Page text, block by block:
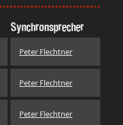
Synchronsprecher
Peter Flechtner
Peter Flechtner
Peter Flechtner